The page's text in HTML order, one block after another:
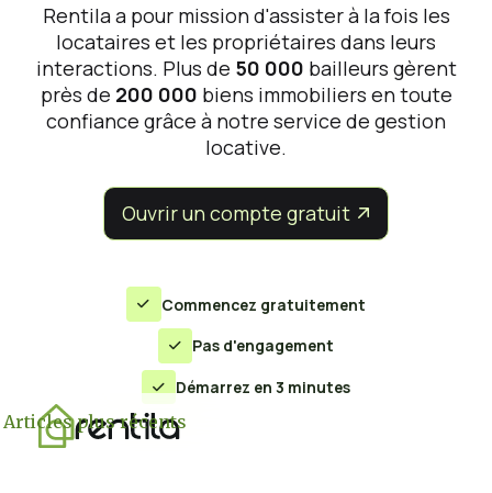
Navigation
Articles plus récents
Rentila a pour mission d'assister à la fois les
locataires et les propriétaires dans leurs
interactions. Plus de 50 000 bailleurs gèrent
près de 200 000 biens immobiliers en toute
confiance grâce à notre service de gestion
locative.
Ouvrir un compte gratuit 
 Commencez gratuitement
 Pas d'engagement
 Démarrez en 3 minutes